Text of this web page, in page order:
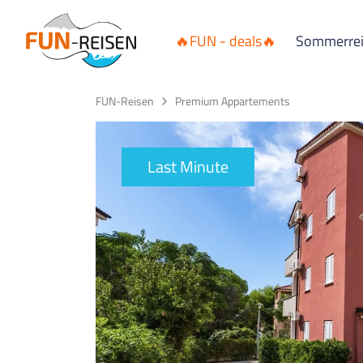
🔥FUN - deals🔥
FUN-Reisen Premium Appartements
Last Minute